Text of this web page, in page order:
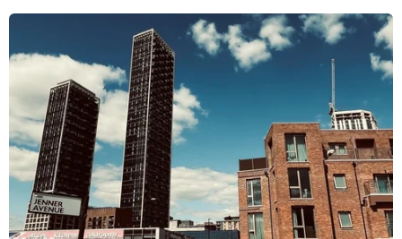
Lực lượng cứu hộ được triển khai tới khu vực trực thăng chở
Tổng thống Ebrahim Raisi và phái đoàn gặp sự cố ở tỉnh Đông
Azerbaijan. (Ảnh: AFP/TTXVN)
Theo AFP, ngày 20/5, Nga thông báo nước này sẽ
cử một đội cứu hộ tới Iran hỗ trợ tìm kiếm một
trực thăng chở Tổng thống Ebrahim Raisi mất
tích tại sườn dốc của một ngọn núi có sương mù
bao phủ.